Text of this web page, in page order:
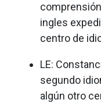
ingles
centro de
LE:
segundo
algún otro